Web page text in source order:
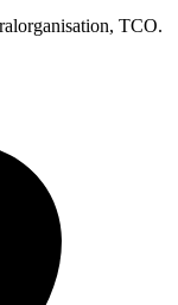
TCO.